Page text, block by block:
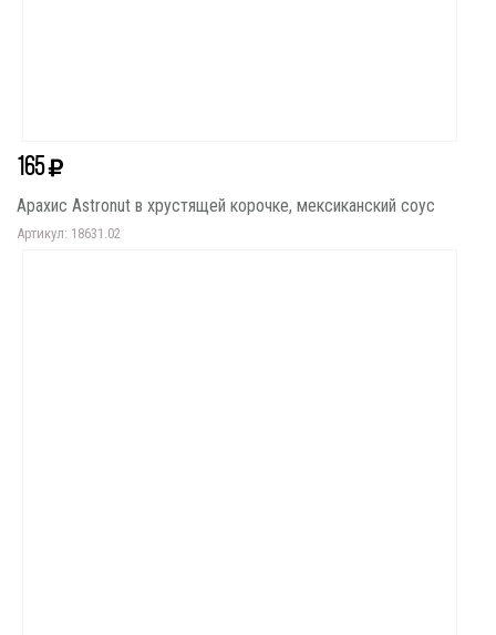
165
Арахис Astronut в хрустящей корочке, мексиканский соус
Артикул: 18631.02